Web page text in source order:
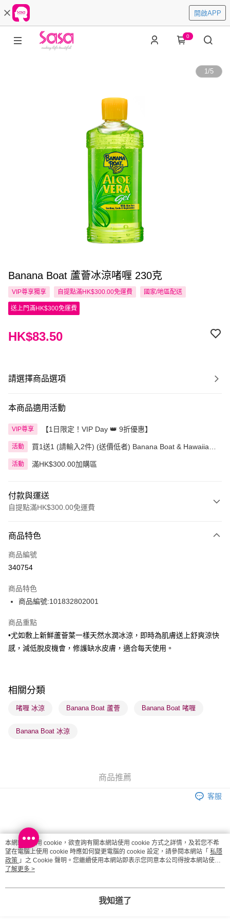
開啟APP
0
1/5
Banana Boat 蘆薈冰涼啫喱 230克
VIP尊享獨享 自提點滿HK$300.00免運費 國家/地區配送
送上門滿HK$300免運費
HK$83.50
請選擇商品選項
本商品適用活動
VIP尊享 【1日限定！VIP Day 👑 9折優惠】
活動
買1送1 (請輸入2件) (送價低者) Banana Boat & Hawaiian
活動 滿HK$300.00加購區
付款與運送
自提點滿HK$300.00免運費
信用卡
Apple Pay
PayMe
WeChat Pay
BoC Pay
每筆HK$65.00，滿HK$300.00或以上免運費
順豐站及營業點 - 確認發貨後1-3個工作天送達
每筆HK$65.00，滿HK$300.00或以上免運費
(香港門市) 只顯示可選門市。確認發貨後2-5個工作天到店，3天內
(澳門門市) 只顯示可選門市。確認發貨後2-5個工作天到店，3天內
取。逾期會取消訂單，並不會安排重寄
每筆HK$20.00，滿HK$100.00或以上免運費
商品特色
商品編號
340754
商品特色
商品編號:101832802001
商品重點
•尤如敷上新鮮蘆薈葉一樣天然水潤冰涼，即時為肌膚送上舒爽涼快
感，減低脫皮機會，修護缺水皮膚，適合每天使用。
相關分類
啫喱 冰涼 Banana Boat 蘆薈 Banana Boat 啫喱
Banana Boat 冰涼
商品推薦
客服
商品相關分類 (2)
護膚保養 乳液/面霜 乳液
本月人氣推薦
全店暢銷排行
本網站中使用 cookie，欲查詢有關本網站使用 cookie 方式之詳情，及若您不希
望在電腦上使用 cookie 時應如何變更電腦的 cookie 設定，請參閱本網站「 私隱
政策 」之 Cookie 聲明。您繼續使用本網站即表示您同意本公司得按本網站使用
條款之 Cookie 聲明使用 cookie。
了解更多 >
我知道了